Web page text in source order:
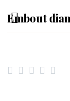
Embout
    